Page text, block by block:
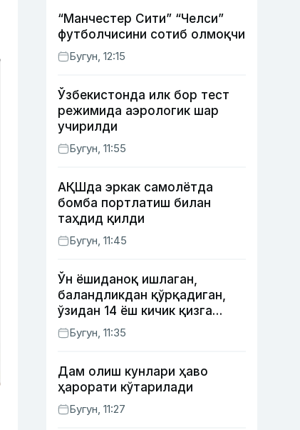
“Манчестер Сити” “Челси”
футболчисини сотиб олмоқчи
Бугун, 12:15
Ўзбекистонда илк бор тест
режимида аэрологик шар
учирилди
Бугун, 11:55
АҚШда эркак самолётда
бомба портлатиш билан
таҳдид қилди
Бугун, 11:45
Ўн ёшиданоқ ишлаган,
баландликдан қўрқадиган,
ўзидан 14 ёш кичик қизга
уйланган Ёрқинхўжа Умаров
34 ёшда
Бугун, 11:35
Дам олиш кунлари ҳаво
ҳарорати кўтарилади
Бугун, 11:27